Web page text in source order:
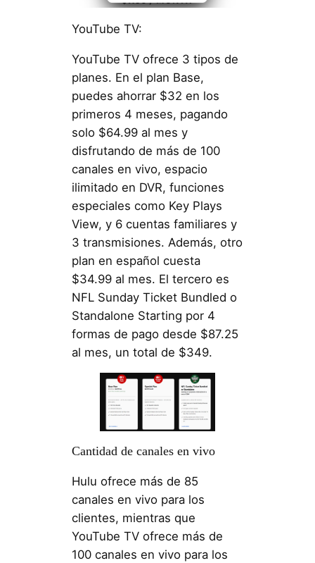
YouTube TV:
YouTube TV ofrece 3 tipos de
planes. En el plan Base,
puedes ahorrar $32 en los
primeros 4 meses, pagando
solo $64.99 al mes y
disfrutando de más de 100
canales en vivo, espacio
ilimitado en DVR, funciones
especiales como Key Plays
View, y 6 cuentas familiares y
3 transmisiones. Además, otro
plan en español cuesta
$34.99 al mes. El tercero es
NFL Sunday Ticket Bundled o
Standalone Starting por 4
formas de pago desde $87.25
al mes, un total de $349.
Cantidad de canales en vivo
Hulu ofrece más de 85
canales en vivo para los
clientes, mientras que
YouTube TV ofrece más de
100 canales en vivo para los